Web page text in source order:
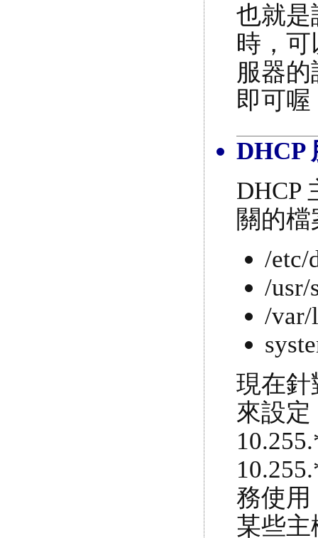
也就是
時，
服器的
即可喔
DHCP
DHCP
關的
/etc/
/usr/
/var/
現在針
來設定
務使用
某些